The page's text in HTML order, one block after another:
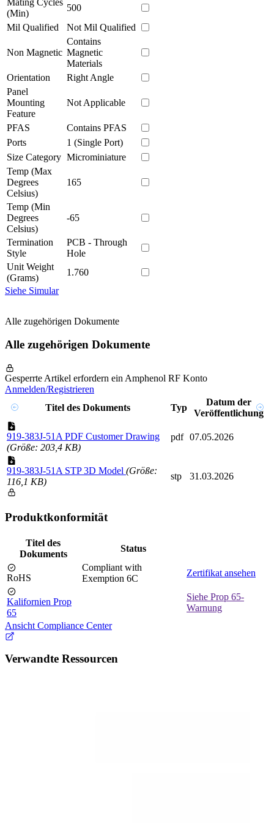
(Min)
500
Mil Qualified
Not Mil Qualified
Non Magnetic
Contains
Magnetic
Materials
Orientation
Right Angle
Panel
Mounting
Feature
Not Applicable
PFAS
Contains PFAS
Ports
1 (Single Port)
Size Category Microminiature
Temp (Max
Degrees
Celsius)
165
Temp (Min
Degrees
Celsius)
-65
Termination
Style
PCB - Through
Hole
Unit Weight
(Grams)
1.760
Siehe Simular
Alle zugehörigen Dokumente
Alle zugehörigen Dokumente
Gesperrte Artikel erfordern ein Amphenol RF Konto
Anmelden/Registrieren
Titel des Dokuments
Typ
Datum der
Veröffentlichung
919-383J-51A PDF Customer Drawing
(Größe: 203,4 KB)
pdf 07.05.2026
919-383J-51A STP 3D Model (Größe:
116,1 KB)
stp 31.03.2026
Produktkonformität
Titel des
Dokuments
Status
RoHS
Compliant with
Exemption 6C
Zertifikat ansehen
Kalifornien Prop
65
Siehe Prop 65-
Warnung
Ansicht Compliance Center
Verwandte Ressourcen